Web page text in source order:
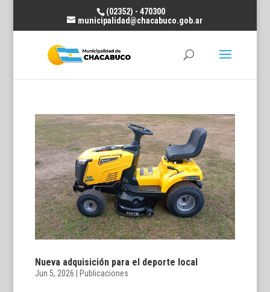
(02352) - 470300
municipalidad@chacabuco.gob.ar
Nueva adquisición para el deporte local
Jun 5, 2026 Publicaciones